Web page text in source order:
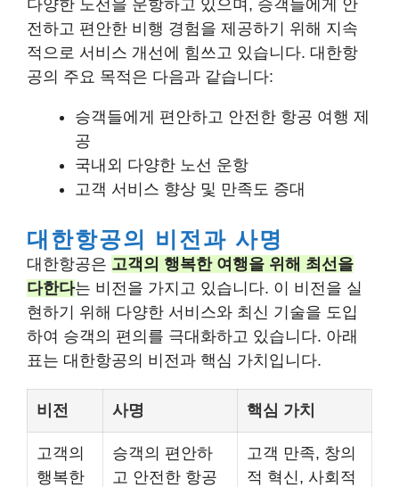
다양한 노선을 운항하고 있으며, 승객들에게 안
전하고 편안한 비행 경험을 제공하기 위해 지속
적으로 서비스 개선에 힘쓰고 있습니다. 대한항
공의 주요 목적은 다음과 같습니다:
승객들에게 편안하고 안전한 항공 여행 제
공
국내외 다양한 노선 운항
고객 서비스 향상 및 만족도 증대
대한항공의 비전과 사명
대한항공은 고객의 행복한 여행을 위해 최선을
다한다는 비전을 가지고 있습니다. 이 비전을 실
현하기 위해 다양한 서비스와 최신 기술을 도입
하여 승객의 편의를 극대화하고 있습니다. 아래
표는 대한항공의 비전과 핵심 가치입니다.
비전 사명 핵심 가치
고객의
행복한
승객의 편안하
고 안전한 항공
고객 만족, 창의
적 혁신, 사회적